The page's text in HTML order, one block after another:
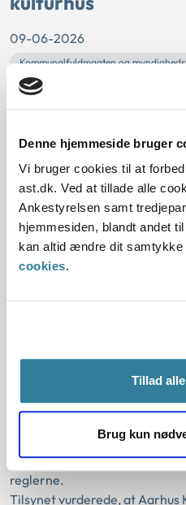
Denne hjemmeside bruger
Vi bruger cookies til at
ast.dk. Ved at tillade alle
Ankestyrelsen samt
hjemmesiden, blandt andet
kan altid ændre dit samtykke
cookies.
Tillad
Brug kun
09-06-2026
Kommunalfuldmagten og
Accessorisk virksomhed
Kommunes bortforpagtning
kommunale kulturhus
Idet bortforpagtningen ud fra
anses for at finde sted på
at der ikke var anledning til
Aarhus
12, stk. 3
praksis for brug af ikke-
lov § 12, stk. 3 muligvis ikke
reglerne.
Tilsynet vurderede, at Aarhus